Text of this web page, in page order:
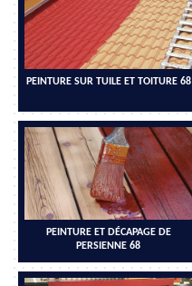
PEINTURE SUR TUILE ET TOITURE 68
PEINTURE ET DÉCAPAGE DE
PERSIENNE 68